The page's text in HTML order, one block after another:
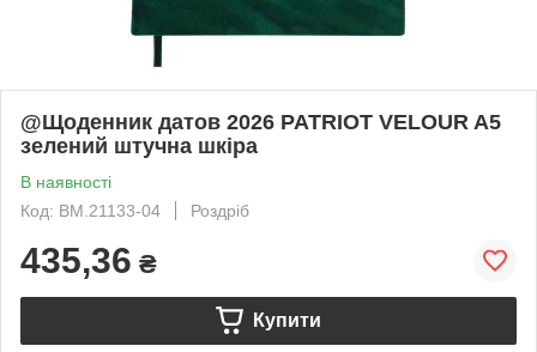
@Щоденник датов 2026 PATRIOT VELOUR A5
зелений штучна шкіра
В наявності
Код: BM.21133-04
Роздріб
435,36 ₴
Купити